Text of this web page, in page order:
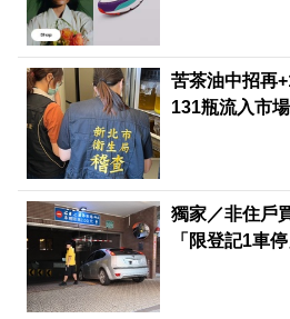
苦茶油中招再
131瓶流入市場
獨家／非住戶
「限登記1車